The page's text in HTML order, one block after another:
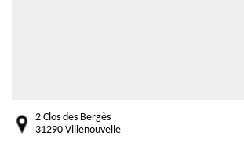
2 Clos des Bergès
31290 Villenouvelle